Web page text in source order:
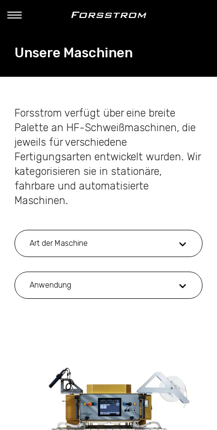
Unsere Maschinen
Forsstrom verfügt über eine breite
Palette an HF-Schweißmaschinen, die
jeweils für verschiedene
Fertigungsarten entwickelt wurden. Wir
kategorisieren sie in stationäre,
fahrbare und automatisierte
Maschinen.
Art der Maschine
Anwendung